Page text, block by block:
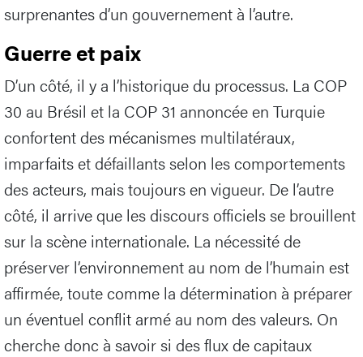
surprenantes d’un gouvernement à l’autre.
Guerre et paix
D’un côté, il y a l’historique du processus. La COP
30 au Brésil et la COP 31 annoncée en Turquie
confortent des mécanismes multilatéraux,
imparfaits et défaillants selon les comportements
des acteurs, mais toujours en vigueur. De l’autre
côté, il arrive que les discours officiels se brouillent
sur la scène internationale. La nécessité de
préserver l’environnement au nom de l’humain est
affirmée, toute comme la détermination à préparer
un éventuel conflit armé au nom des valeurs. On
cherche donc à savoir si des flux de capitaux